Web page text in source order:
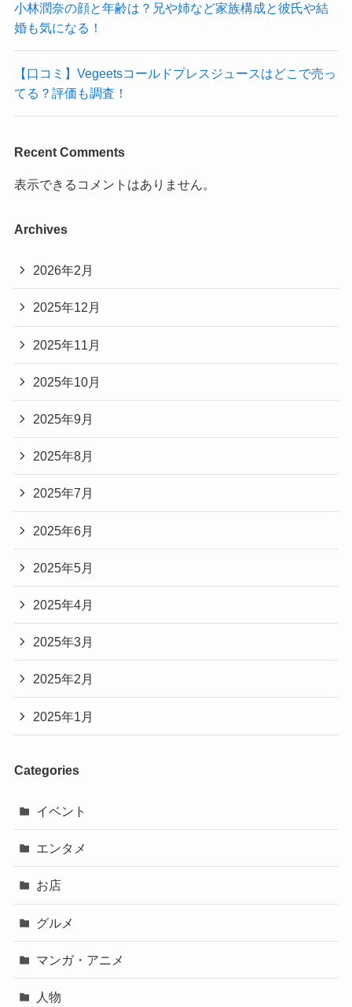
小林潤奈の顔と年齢は？兄や姉など家族構成と彼氏や結
婚も気になる！
【口コミ】Vegeetsコールドプレスジュースはどこで売っ
てる？評価も調査！
Recent Comments
表示できるコメントはありません。
Archives
2026年2月
2025年12月
2025年11月
2025年10月
2025年9月
2025年8月
2025年7月
2025年6月
2025年5月
2025年4月
2025年3月
2025年2月
2025年1月
Categories
イベント
エンタメ
お店
グルメ
マンガ・アニメ
人物